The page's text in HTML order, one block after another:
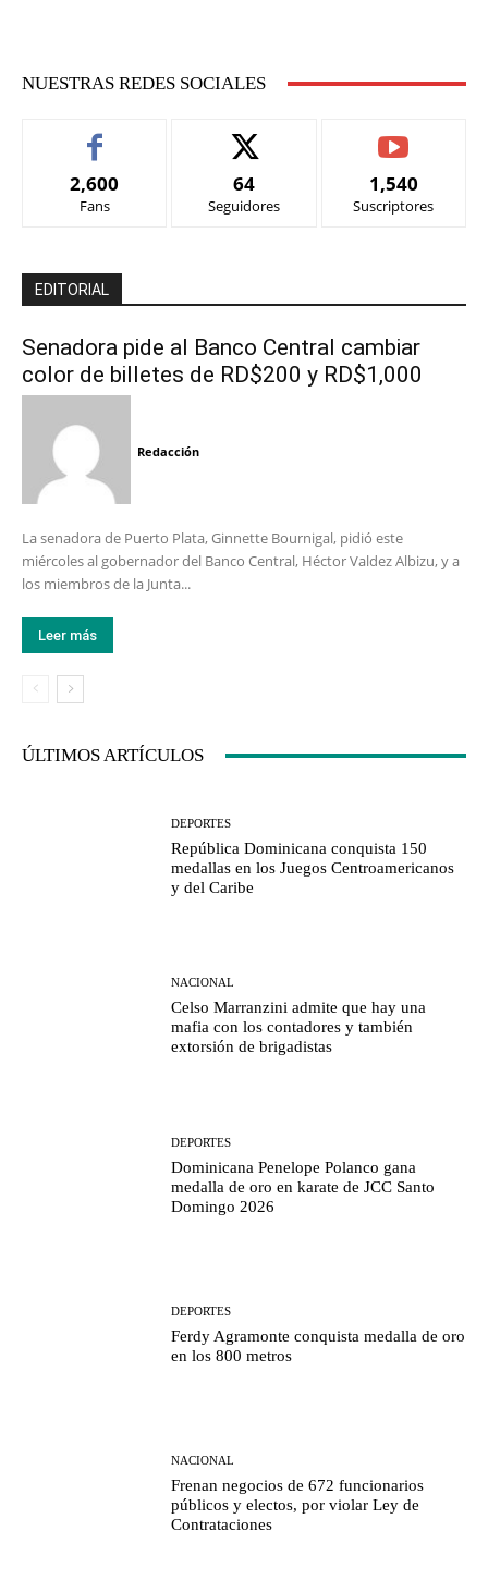
NUESTRAS REDES SOCIALES
2,600
Fans
64
Seguidores
1,540
Suscriptores
EDITORIAL
Senadora pide al Banco Central cambiar
color de billetes de RD$200 y RD$1,000
Redacción
La senadora de Puerto Plata, Ginnette Bournigal, pidió este
miércoles al gobernador del Banco Central, Héctor Valdez Albizu, y a
los miembros de la Junta...
Leer más
ÚLTIMOS ARTÍCULOS
DEPORTES
República Dominicana conquista 150
medallas en los Juegos Centroamericanos
y del Caribe
NACIONAL
Celso Marranzini admite que hay una
mafia con los contadores y también
extorsión de brigadistas
DEPORTES
Dominicana Penelope Polanco gana
medalla de oro en karate de JCC Santo
Domingo 2026
DEPORTES
Ferdy Agramonte conquista medalla de oro
en los 800 metros
NACIONAL
Frenan negocios de 672 funcionarios
públicos y electos, por violar Ley de
Contrataciones